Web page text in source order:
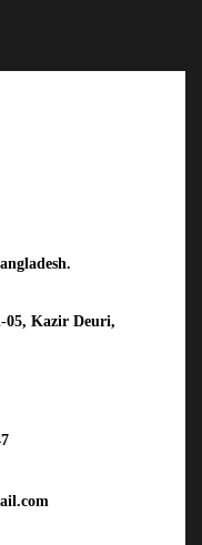
05, Kazir Deuri,